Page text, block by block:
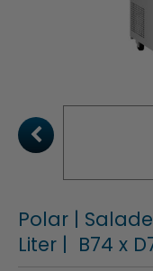
Polar |
Liter | B74 x